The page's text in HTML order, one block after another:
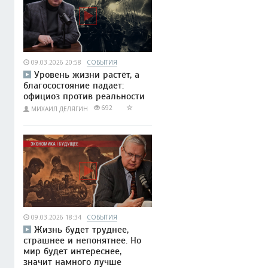
09.03.2026 20:58 СОБЫТИЯ
Уровень жизни растёт, а
благосостояние падает:
официоз против реальности
МИХАИЛ ДЕЛЯГИН 692
09.03.2026 18:34 СОБЫТИЯ
Жизнь будет труднее,
страшнее и непонятнее. Но
мир будет интереснее,
значит намного лучше